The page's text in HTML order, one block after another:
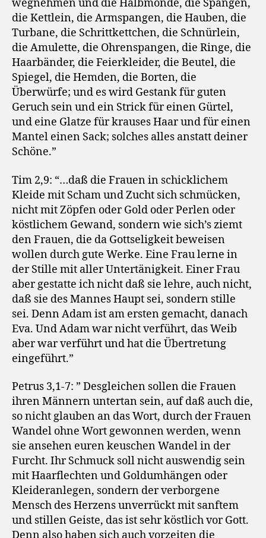
wegnehmen und die Halbmonde, die Spangen,
die Kettlein, die Armspangen, die Hauben, die
Turbane, die Schrittkettchen, die Schnürlein,
die Amulette, die Ohrenspangen, die Ringe, die
Haarbänder, die Feierkleider, die Beutel, die
Spiegel, die Hemden, die Borten, die
Überwürfe; und es wird Gestank für guten
Geruch sein und ein Strick für einen Gürtel,
und eine Glatze für krauses Haar und für einen
Mantel einen Sack; solches alles anstatt deiner
Schöne.”
Tim 2,9: “…daß die Frauen in schicklichem
Kleide mit Scham und Zucht sich schmücken,
nicht mit Zöpfen oder Gold oder Perlen oder
köstlichem Gewand, sondern wie sich’s ziemt
den Frauen, die da Gottseligkeit beweisen
wollen durch gute Werke. Eine Frau lerne in
der Stille mit aller Untertänigkeit. Einer Frau
aber gestatte ich nicht daß sie lehre, auch nicht,
daß sie des Mannes Haupt sei, sondern stille
sei. Denn Adam ist am ersten gemacht, danach
Eva. Und Adam war nicht verführt, das Weib
aber war verführt und hat die Übertretung
eingeführt.”
Petrus 3,1-7: ” Desgleichen sollen die Frauen
ihren Männern untertan sein, auf daß auch die,
so nicht glauben an das Wort, durch der Frauen
Wandel ohne Wort gewonnen werden, wenn
sie ansehen euren keuschen Wandel in der
Furcht. Ihr Schmuck soll nicht auswendig sein
mit Haarflechten und Goldumhängen oder
Kleideranlegen, sondern der verborgene
Mensch des Herzens unverrückt mit sanftem
und stillen Geiste, das ist sehr köstlich vor Gott.